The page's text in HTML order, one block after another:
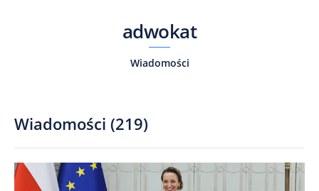
adwokat
Wiadomości
Wiadomości (219)